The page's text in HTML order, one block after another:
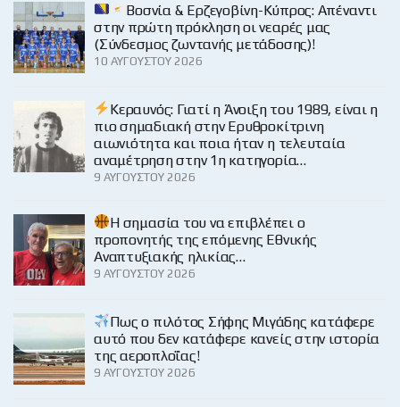
Βοσνία & Ερζεγοβίνη-Κύπρος: Απέναντι
στην πρώτη πρόκληση οι νεαρές μας
(Σύνδεσμος ζωντανής μετάδοσης)!
10 ΑΥΓΟΎΣΤΟΥ 2026
Κεραυνός: Γιατί η Άνοιξη του 1989, είναι η
πιο σημαδιακή στην Ερυθροκίτρινη
αιωνιότητα και ποια ήταν η τελευταία
αναμέτρηση στην 1η κατηγορία…
9 ΑΥΓΟΎΣΤΟΥ 2026
H σημασία του να επιβλέπει ο
προπονητής της επόμενης Εθνικής
Αναπτυξιακής ηλικίας…
9 ΑΥΓΟΎΣΤΟΥ 2026
Πως ο πιλότος Σήφης Μιγάδης κατάφερε
αυτό που δεν κατάφερε κανείς στην ιστορία
της αεροπλοΐας!
9 ΑΥΓΟΎΣΤΟΥ 2026